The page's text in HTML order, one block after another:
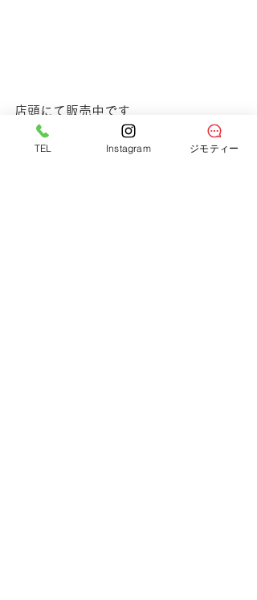
店頭にて販売中です
売り切れの際はご了承ください。
TEL Instagram ジモティー